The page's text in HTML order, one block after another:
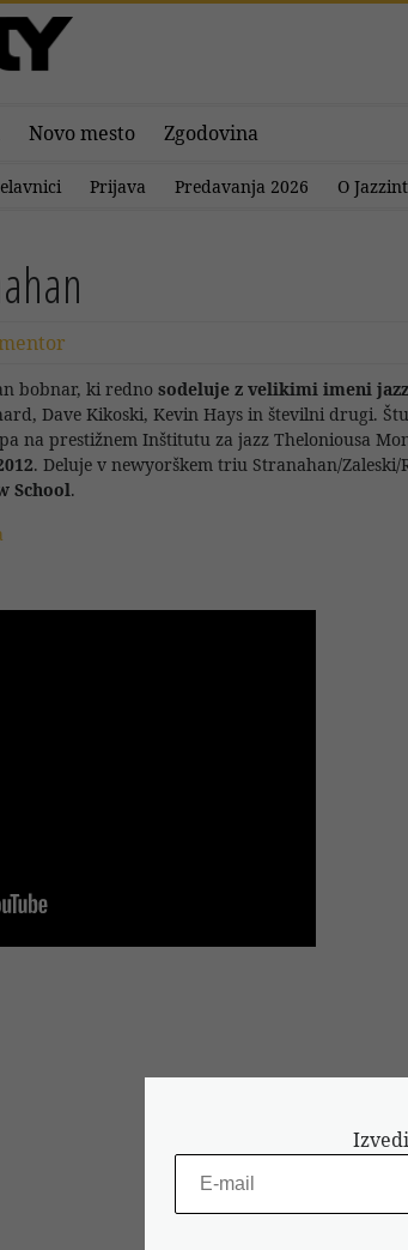
Novo mesto Zgodovina
Prijava Predavanja 2026 O
bobnar, ki redno sodeluje z velikimi imeni
Dave Kikoski, Kevin Hays in številni drugi.
na prestižnem Inštitutu za jazz Theloniousa
. Deluje v newyorškem triu Stranahan/
School.